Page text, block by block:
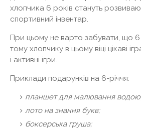
хлопчика 6 років стануть
спортивний інвентар.
При цьому не варто забувати, що 6
тому хлопчику в цьому віці цікаві
і активні ігри.
Приклади подарунків на 6-річчя:
планшет для малювання
лото на знання букв;
боксерська груша;